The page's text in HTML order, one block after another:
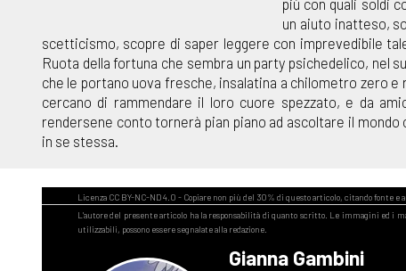
un aiuto inatteso,
scetticismo, scopre di saper leggere con imprevedibile
Ruota della fortuna che sembra un party psichedelico, nel
che le portano uova fresche, insalatina a chilometro zero
cercano di rammendare il loro cuore spezzato, e da
rendersene conto tornerà pian piano ad ascoltare il
in se stessa.
Gianna Gambini